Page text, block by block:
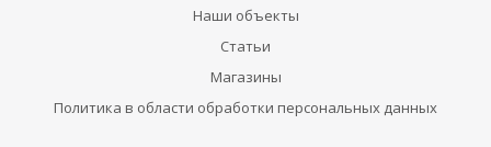
Наши объекты
Статьи
Магазины
Политика в области обработки персональных данных